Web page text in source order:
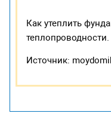
Как утеплить
Источник: